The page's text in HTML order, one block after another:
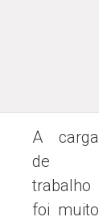
A carga
de
trabalho
foi muito